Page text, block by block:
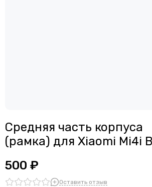
Средняя часть корпуса
(рамка) для Xiaomi Mi4i
500 ₽
Оставить отзыв